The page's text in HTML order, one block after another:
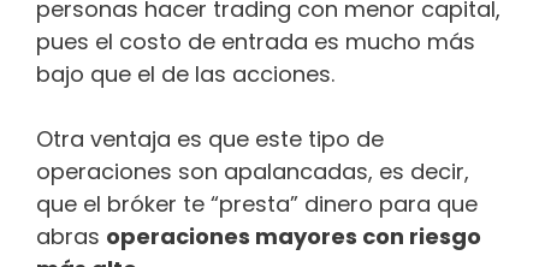
personas hacer trading con menor capital,
pues el costo de entrada es mucho más
bajo que el de las acciones.
Otra ventaja es que este tipo de
operaciones son apalancadas, es decir,
que el bróker​​ te “presta” dinero para que
abras operaciones mayores con riesgo